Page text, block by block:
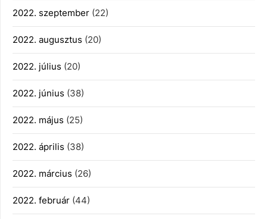
2022. szeptember (22)
2022. augusztus (20)
2022. július (20)
2022. június (38)
2022. május (25)
2022. április (38)
2022. március (26)
2022. február (44)